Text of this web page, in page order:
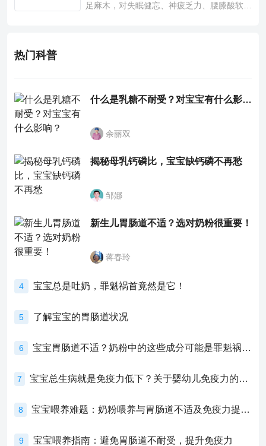
足麻木，对失眠健忘、神疲乏力、腰膝酸软也
热门科普
什么是乳糖不耐受？对宝宝有什么影响？
余丽双
揭秘母乳钙磷比，宝宝缺钙磷不再愁
邹娜
新生儿胃肠道不适？选对奶粉很重要！
蒋春玲
4 宝宝总是吐奶，罪魁祸首竟然是它！
5 了解宝宝的胃肠道状况
6 宝宝胃肠道不适？奶粉中的这些成分可能是罪魁祸首！
7 宝宝总生病就是免疫力低下？关于婴幼儿免疫力的真相，家长必须了解！
8 宝宝喂养难题：奶粉喂养与胃肠道不适及免疫力提升的奥秘
9 宝宝喂养指南：避免胃肠道不耐受，提升免疫力